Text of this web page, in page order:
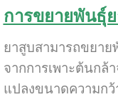
การขยายพันธุ์
ยาสูบสามารถขยาย
จากการเพาะต้นกล้
แปลงขนาดความกว้